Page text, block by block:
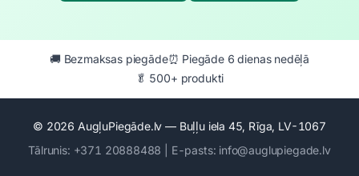
🚚 Bezmaksas piegāde⏰ Piegāde 6 dienas nedēļā
🥬 500+ produkti
© 2026 AugļuPiegāde.lv — Buļļu iela 45, Rīga, LV-1067
Tālrunis: +371 20888488 | E-pasts: info@auglupiegade.lv